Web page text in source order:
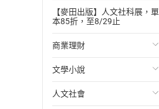
【麥田出版】人文社科展，單
本85折，至8/29止
商業理財
投資理財
經濟/趨勢
文學小說
歐美文學
人文社會